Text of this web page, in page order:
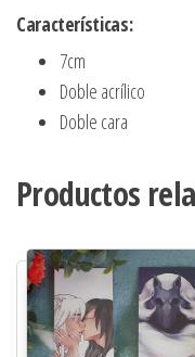
Características:
7cm
Doble acrílico
Doble cara
Productos